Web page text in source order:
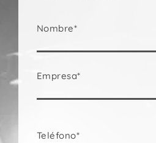
Nombre*
Empresa*
Teléfono*